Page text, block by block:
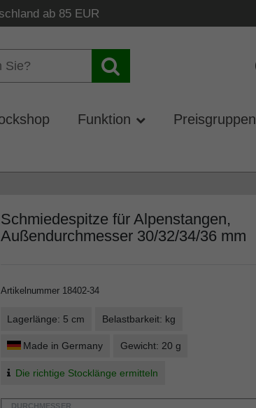
ab 85 EUR
Funktion Preisgruppen
Schmiedespitze für Alpenstangen,
Außendurchmesser 30/32/34/36 mm
Artikelnummer 18402-34
Lagerlänge: 5 cm Belastbarkeit: kg
Made in Germany Gewicht: 20 g
Die richtige Stocklänge ermitteln
DURCHMESSER